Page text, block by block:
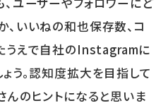
いいねの和也保存数、コ
うえで自社のInstagramに
う。認知度拡大を目指して
んのヒントになると思いま